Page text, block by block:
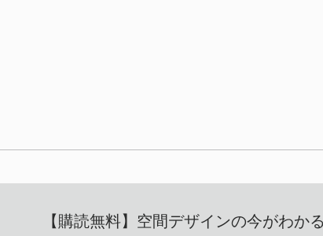
【購読無料】空間デザインの今がわか